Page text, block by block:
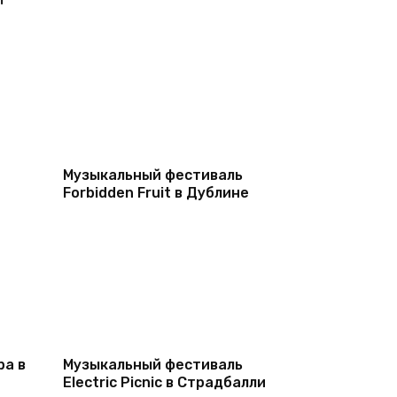
Музыкальный фестиваль
Forbidden Fruit в Дублине
в
Музыкальный фестиваль
Electric Picnic в Страдбалли